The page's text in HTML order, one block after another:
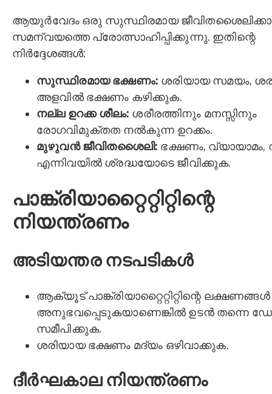
ആയുര്‍വേദം ഒരു സുസ്ഥിരമായ
സമന്വയത്തെ പ്രോത്സാഹിപ്പിക്കുന്നു. ഇതിന്റെ
നിർദ്ദേശങ്ങൾ:
സുസ്ഥിരമായ ഭക്ഷണം: ശരിയായ സമയം,
അളവിൽ ഭക്ഷണം കഴിക്കുക.
നല്ല ഉറക്ക ശീലം: ശരീരത്തിനും മനസ്സിനും
രോഗവിമുക്തത നൽകുന്ന ഉറക്കം.
മുഴുവൻ ജീവിതശൈലി: ഭക്ഷണം, വ്യായാമം,
എന്നിവയിൽ ശ്രദ്ധയോടെ ജീവിക്കുക.
പാങ്ക്രിയാറ്റൈറ്റിറ്റിന്റെ
നിയന്ത്രണം
അടിയന്തര നടപടികൾ
ആക്യൂട് പാങ്ക്രിയാറ്റൈറ്റിറ്റിന്റെ ലക്ഷണങ്ങൾ
അനുഭവപ്പെടുകയാണെങ്കിൽ ഉടൻ തന്നെ
സമീപിക്കുക.
ശരിയായ ഭക്ഷണം മദ്യം ഒഴിവാക്കുക.
ദീർഘകാല നിയന്ത്രണം